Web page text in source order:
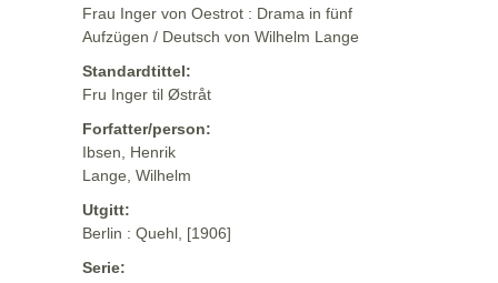
Frau Inger von Oestrot : Drama in fünf
Aufzügen / Deutsch von Wilhelm Lange
Standardtittel:
Fru Inger til Østråt
Forfatter/person:
Ibsen, Henrik
Lange, Wilhelm
Utgitt:
Berlin : Quehl, [1906]
Serie: